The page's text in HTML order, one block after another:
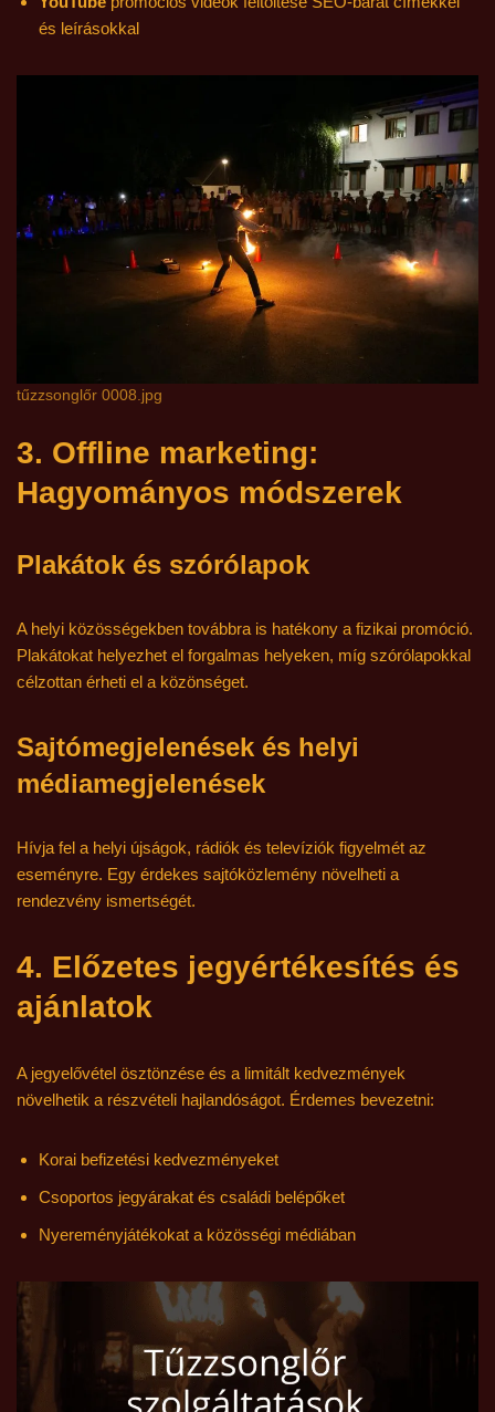
és leírásokkal
tűzzsonglőr 0008.jpg
3. Offline marketing:
Hagyományos módszerek
Plakátok és szórólapok
A helyi közösségekben továbbra is hatékony a fizikai promóció.
Plakátokat helyezhet el forgalmas helyeken, míg szórólapokkal
célzottan érheti el a közönséget.
Sajtómegjelenések és helyi
médiamegjelenések
Hívja fel a helyi újságok, rádiók és televíziók figyelmét az
eseményre. Egy érdekes sajtóközlemény növelheti a
rendezvény ismertségét.
4. Előzetes jegyértékesítés és
ajánlatok
A jegyelővétel ösztönzése és a limitált kedvezmények
növelhetik a részvételi hajlandóságot. Érdemes bevezetni:
Korai befizetési kedvezményeket
Csoportos jegyárakat és családi belépőket
Nyereményjátékokat a közösségi médiában